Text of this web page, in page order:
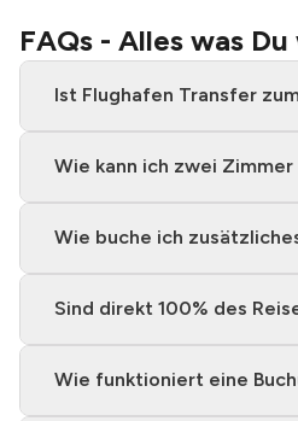
FAQs - Alles was
Ist Flughafen Transfer
Wie kann ich zwei Zimmer
Wie buche ich
Sind direkt 100% des
Wie funktioniert eine